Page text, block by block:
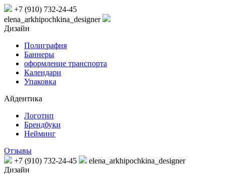
+7 (910) 732-24-45
elena_arkhipochkina_designer
Дизайн
Полиграфия
Баннеры
оформление транспорта
Календари
Упаковка
Айдентика
Логотип
Брендбуки
Нейминг
Отзывы
+7 (910) 732-24-45
elena_arkhipochkina_designer
Дизайн